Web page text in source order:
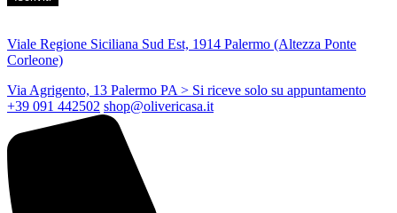
Viale Regione Siciliana Sud Est, 1914 Palermo (Altezza Ponte
Corleone)
Via Agrigento, 13 Palermo PA> Si riceve solo su appuntamento
+39 091 442502 shop@olivericasa.it